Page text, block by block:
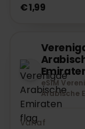
€ 1,99
eSIM
Arabische
Vanaf